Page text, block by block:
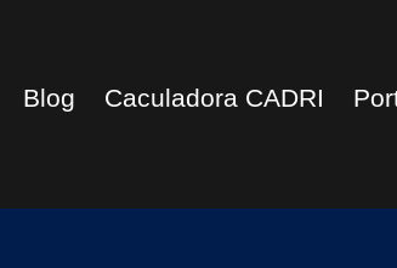
Blog Caculadora CADRI